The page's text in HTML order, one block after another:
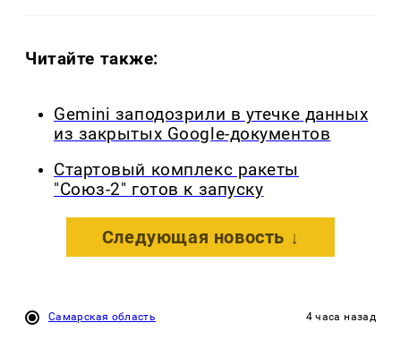
Читайте также:
Gemini заподозрили в утечке данных
из закрытых Google-документов
Стартовый комплекс ракеты
"Союз-2" готов к запуску
Следующая новость ↓
Самарская область 4 часа назад